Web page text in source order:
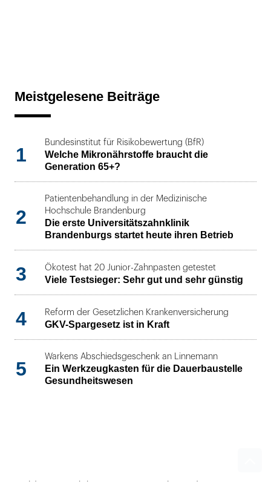
Meistgelesene Beiträge
1
Bundesinstitut für Risikobewertung (BfR)
Welche Mikronährstoffe braucht die
Generation 65+?
2
Patientenbehandlung in der Medizinische
Hochschule Brandenburg
Die erste Universitätszahnklinik
Brandenburgs startet heute ihren Betrieb
3 Ökotest hat 20 Junior-Zahnpasten getestet
Viele Testsieger: Sehr gut und sehr günstig
4 Reform der Gesetzlichen Krankenversicherung
GKV-Spargesetz ist in Kraft
5
Warkens Abschiedsgeschenk an Linnemann
Ein Werkzeugkasten für die Dauerbaustelle
Gesundheitswesen